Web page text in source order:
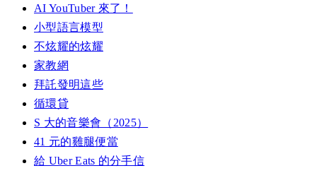
AI YouTuber 來了！
小型語言模型
不炫耀的炫耀
家教網
拜託發明這些
循環貸
S 大的音樂會（2025）
41 元的雞腿便當
給 Uber Eats 的分手信